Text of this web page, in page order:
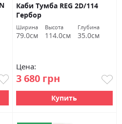
Каби Тумба REG 2D/114
Гербор
Ширина
79.0см
Высота
114.0см
Глубина
35.0см
Цена:
3 680 грн
Купить